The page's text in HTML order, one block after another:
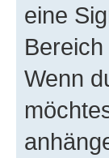
eine
Wenn